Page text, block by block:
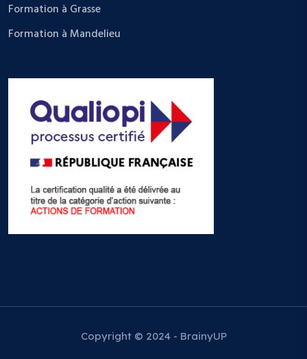
Formation à Grasse
Formation à Mandelieu
Copyright © 2024 - BrainyUP